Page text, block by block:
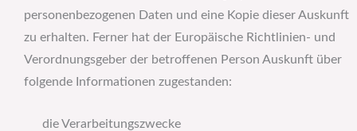
personenbezogenen Daten und eine Kopie dieser Auskunft
zu erhalten. Ferner hat der Europäische Richtlinien- und
Verordnungsgeber der betroffenen Person Auskunft über
folgende Informationen zugestanden:
die Verarbeitungszwecke